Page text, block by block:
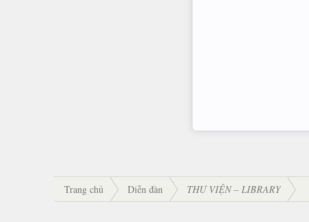
Trang chủ Diễn đàn THƯ VIỆN – LIBRARY